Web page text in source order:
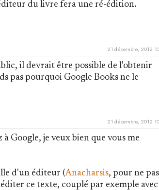
du livre fera une ré-édition.
21 décembre, 2012
il devrait être possible de l'obtenir
pas pourquoi Google Books ne le
21 décembre, 2012
à Google, je veux bien que vous me
d'un éditeur (Anacharsis, pour ne pas
ce texte, couplé par exemple avec